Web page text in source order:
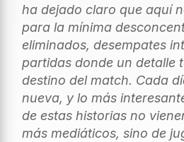
ha dejado claro que aquí
para la mínima
eliminados, desempates
partidas donde un detalle
destino del match. Cada
nueva, y lo más
de estas historias no
más mediáticos, sino de